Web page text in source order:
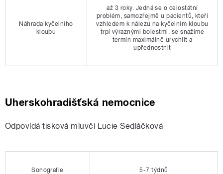
Náhrada kyčelního
kloubu
až 3 roky. Jedná se o celostátní
problém, samozřejmě u pacientů, kteří
vzhledem k nálezu na kyčelním kloubu
trpí výraznými bolestmi, se snažíme
termín maximálně urychlit a
upřednostnit
Uherskohradišťská nemocnice
Odpovídá tisková mluvčí Lucie Sedláčková
Sonografie 5-7 týdnů